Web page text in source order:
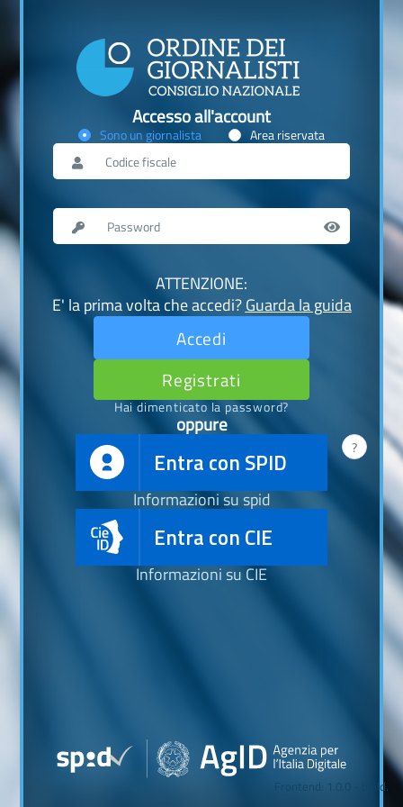
Accesso all'account
Sono un giornalista Area riservata
ATTENZIONE:
E' la prima volta che accedi?Guarda la guida
Accedi
Registrati
Hai dimenticato la password?
oppure
Entra con SPID ?
Informazioni su spid
Entra con CIE
Informazioni su CIE
Frontend: 1.0.0 - build.